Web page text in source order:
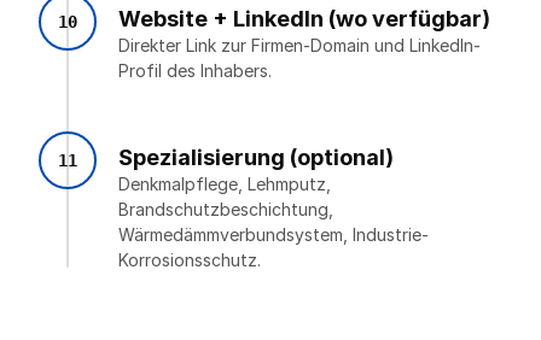
10 Website + LinkedIn (wo verfügbar)
Direkter Link zur Firmen-Domain und LinkedIn-
Profil des Inhabers.
11 Spezialisierung (optional)
Denkmalpflege, Lehmputz,
Brandschutzbeschichtung,
Wärmedämmverbundsystem, Industrie-
Korrosionsschutz.